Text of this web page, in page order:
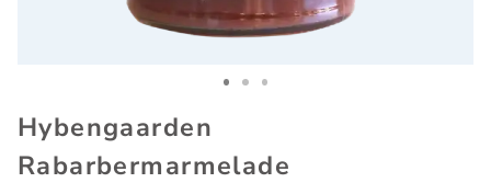
Hybengaarden
Rabarbermarmelade